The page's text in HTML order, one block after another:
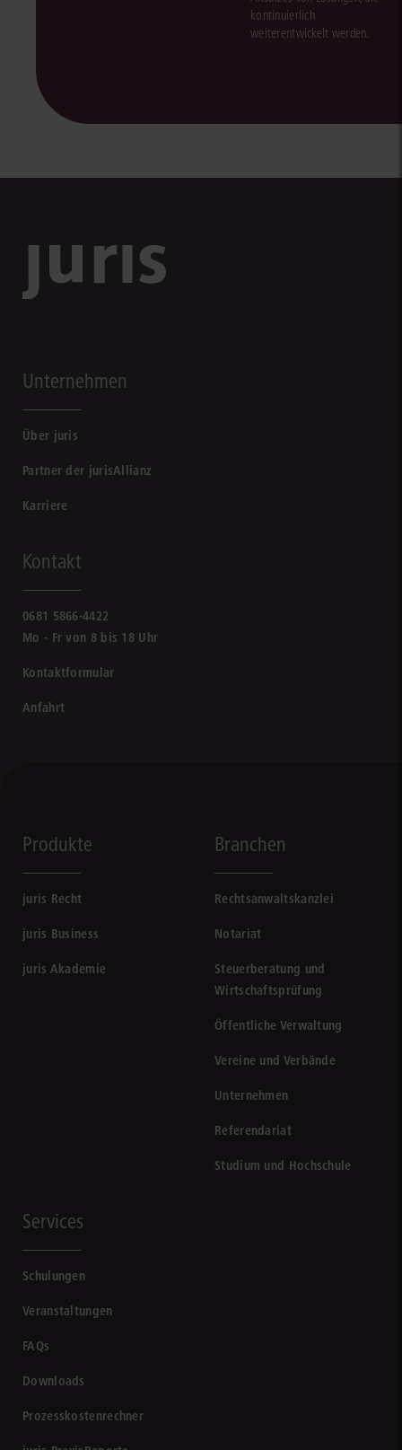
kontinuierlich
weiterentwickelt werden.
Unternehmen
Über juris
Partner der jurisAllianz
Karriere
Kontakt
0681 5866-4422
Mo - Fr von 8 bis 18 Uhr
Kontaktformular
Anfahrt
Produkte
juris Recht
juris Business
juris Akademie
Branchen
Rechtsanwaltskanzlei
Notariat
Steuerberatung und
Wirtschaftsprüfung
Öffentliche Verwaltung
Vereine und Verbände
Unternehmen
Referendariat
Studium und Hochschule
Services
Schulungen
Veranstaltungen
FAQs
Downloads
Prozesskostenrechner